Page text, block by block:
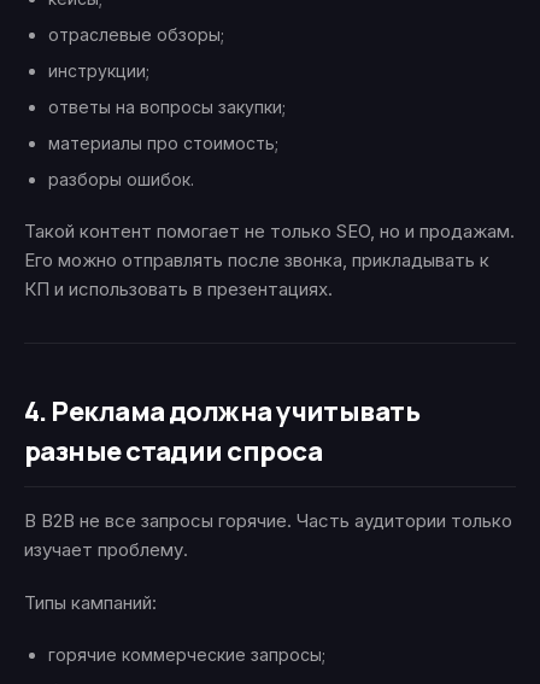
отраслевые обзоры;
инструкции;
ответы на вопросы закупки;
материалы про стоимость;
разборы ошибок.
Такой контент помогает не только SEO, но и продажам.
Его можно отправлять после звонка, прикладывать к
КП и использовать в презентациях.
4. Реклама должна учитывать
разные стадии спроса
В B2B не все запросы горячие. Часть аудитории только
изучает проблему.
Типы кампаний:
горячие коммерческие запросы;